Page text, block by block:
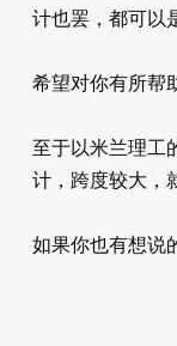
计也罢，都可以
希望对你有所帮
至于以米兰理工
计，跨度较大，
如果你也有想说